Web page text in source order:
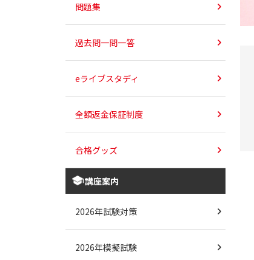
問題集
過去問一問一答
eライブスタディ
全額返金保証制度
合格グッズ
講座案内
2026年試験対策
2026年模擬試験